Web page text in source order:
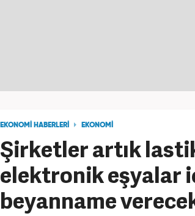
EKONOMİ HABERLERİ EKONOMİ
Şirketler artık
elektronik eşyalar
beyanname